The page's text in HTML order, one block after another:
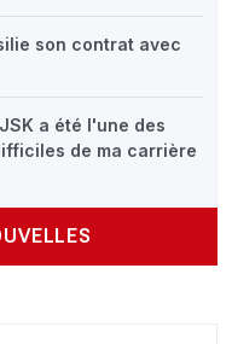
son contrat avec
a été l'une des
de ma carrière